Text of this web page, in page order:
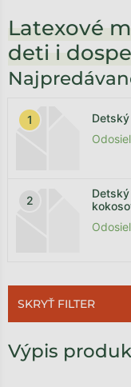
Latexové
deti i
SKRYŤ FILTER
Výpis